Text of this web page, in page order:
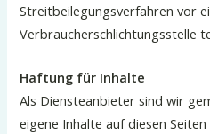
Streitbeilegungsverfahren vor
Verbraucherschlichtungsstelle
Haftung für Inhalte
Als Diensteanbieter sind wir
eigene Inhalte auf diesen